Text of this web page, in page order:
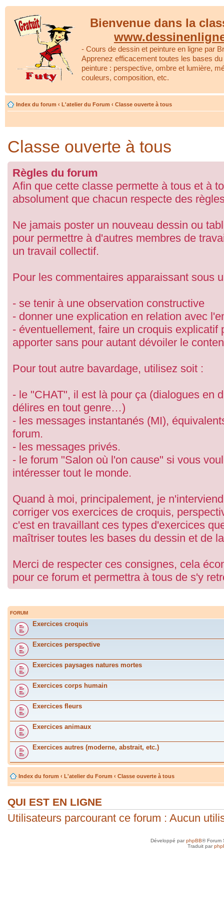
Bienvenue dans la
- Cours de dessin et peinture en ligne par
Apprenez efficacement toutes les bases
peinture : perspective, ombre et lumière,
couleurs, composition, etc.
Index du forum ‹ L'atelier du Forum ‹ Classe ouverte à tous
Classe ouverte à tous
Règles du forum
Afin que cette classe permette à tous et à
absolument que chacun respecte des
Ne jamais poster un nouveau dessin ou
pour permettre à d'autres membres de
un travail collectif.
Pour les commentaires apparaissant sous
- se tenir à une observation constructive
- donner une explication en relation avec
- éventuellement, faire un croquis explicatif
apporter sans pour autant dévoiler le
Pour tout autre bavardage, utilisez soit :
- le "CHAT", il est là pour ça (dialogues en
délires en tout genre…)
- les messages instantanés (MI),
forum.
- les messages privés.
- le forum "Salon où l'on cause" si vous
intéresser tout le monde.
Quand à moi, principalement, je
corriger vos exercices de croquis,
c'est en travaillant ces types d'exercices
maîtriser toutes les bases du dessin et de
Merci de respecter ces consignes, cela
pour ce forum et permettra à tous de s'y
FORUM
Exercices croquis
Exercices perspective
Exercices paysages natures mortes
Exercices corps humain
Exercices fleurs
Exercices animaux
Exercices autres (moderne, abstrait, etc.)
Index du forum ‹ L'atelier du Forum ‹ Classe ouverte à tous
QUI EST EN LIGNE
Utilisateurs parcourant ce forum : Aucun
Développé parphpBB® Forum
Traduit par